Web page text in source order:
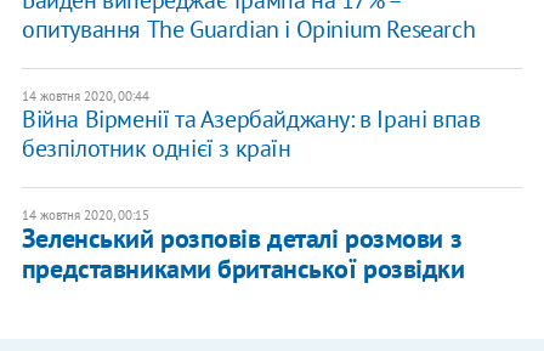
опитування The Guardian і Opinium Research
14 жовтня 2020, 00:44
Війна Вірменії та Азербайджану: в Ірані впав
безпілотник однієї з країн
14 жовтня 2020, 00:15
Зеленський розповів деталі розмови з
представниками британської розвідки